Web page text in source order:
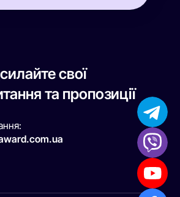
свої
та пропозиції